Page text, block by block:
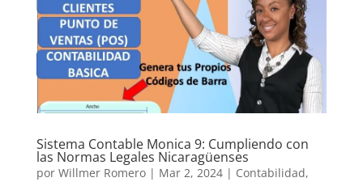
Sistema Contable Monica 9: Cumpliendo con
las Normas Legales Nicaragüenses
por Willmer Romero| Mar 2, 2024| Contabilidad,